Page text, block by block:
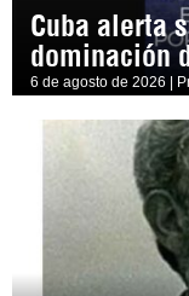
Cuba alerta
dominación
6 de agosto de 2026 |